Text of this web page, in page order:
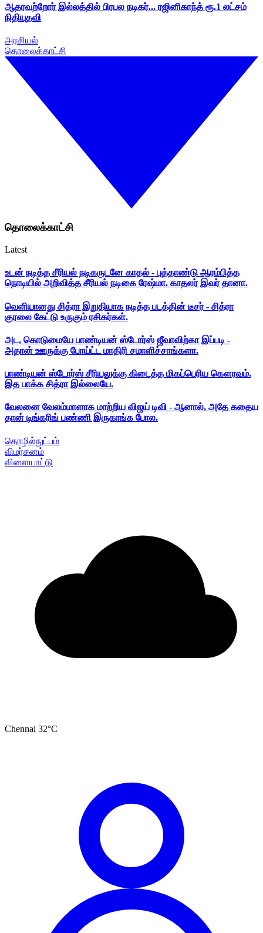
ஆதரவற்றோர் இல்லத்தில் பிரபல நடிகர்... ரஜினிகாந்த் ரூ.1 லட்சம்
நிதியுதவி
அரசியல்
தொலைக்காட்சி
தொலைக்காட்சி
Latest
உடன் நடித்த சீரியல் நடிகருடனே காதல் - புத்தாண்டு ஆரம்பித்த
நொடியில் அறிவித்த சீரியல் நடிகை ரேஷ்மா. காதலர் இவர் தானா.
வெளியானது சித்ரா இறுதியாக நடித்த படத்தின் டீசர் - சித்ரா
குரலை கேட்டு உருகும் ரசிகர்கள்.
அட, கொடுமையே பாண்டியன் ஸ்டோர்ஸ் ஜீவாவிற்கா இப்படி -
அதான் ஊருக்கு போய்ட்ட மாதிரி சமாளிச்சாங்களா.
பாண்டியன் ஸ்டோர்ஸ் சீரியலுக்கு கிடைத்த மிகப்பெரிய கௌரவம்.
இத பாக்க சித்ரா இல்லையே.
வேலனை வேலம்மாளாக மாற்றிய விஜய் டிவி - ஆனால், அதே கதைய
தான் டிங்கரிங் பண்ணி இருகாங்க போல.
தொழில்நுட்பம்
விமர்சனம்
விளையாட்டு
Chennai 32°C